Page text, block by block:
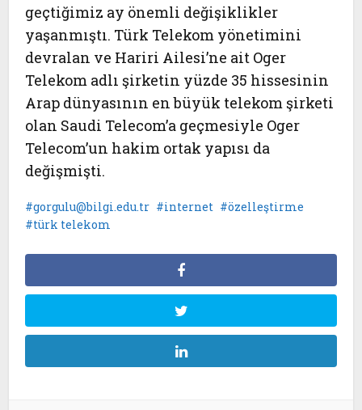
geçtiğimiz ay önemli değişiklikler
yaşanmıştı. Türk Telekom yönetimini
devralan ve Hariri Ailesi’ne ait Oger
Telekom adlı şirketin yüzde 35 hissesinin
Arap dünyasının en büyük telekom şirketi
olan Saudi Telecom’a geçmesiyle Oger
Telecom’un hakim ortak yapısı da
değişmişti.
gorgulu@bilgi.edu.tr internet
özelleştirme
türk telekom